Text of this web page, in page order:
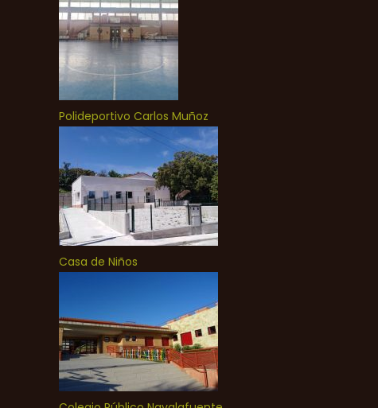
Polideportivo Carlos Muñoz
Casa de Niños